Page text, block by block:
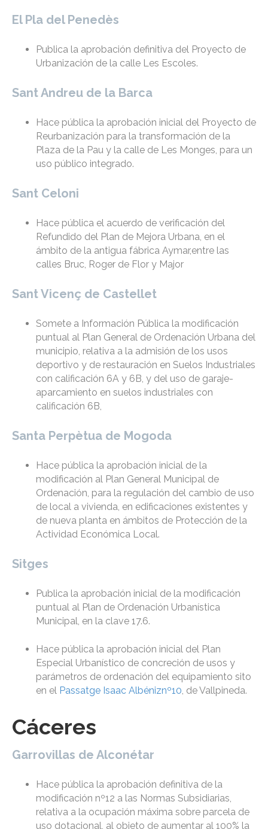
El Pla del Penedès
Publica la aprobación definitiva del Proyecto de
Urbanización de la calle Les Escoles.
Sant Andreu de la Barca
Hace pública la aprobación inicial del Proyecto de
Reurbanización para la transformación de la
Plaza de la Pau y la calle de Les Monges, para un
uso público integrado.
Sant Celoni
Hace pública el acuerdo de verificación del
Refundido del Plan de Mejora Urbana, en el
ámbito de la antigua fábrica Aymar,entre las
calles Bruc, Roger de Flor y Major
Sant Vicenç de Castellet
Somete a Información Pública la modificación
puntual al Plan General de Ordenación Urbana del
municipio, relativa a la admisión de los usos
deportivo y de restauración en Suelos Industriales
con calificación 6A y 6B, y del uso de garaje-
aparcamiento en suelos industriales con
calificación 6B,
Santa Perpètua de Mogoda
Hace pública la aprobación inicial de la
modificación al Plan General Municipal de
Ordenación, para la regulación del cambio de uso
de local a vivienda, en edificaciones existentes y
de nueva planta en ámbitos de Protección de la
Actividad Económica Local.
Sitges
Publica la aprobación inicial de la modificación
puntual al Plan de Ordenación Urbanística
Municipal, en la clave 17.6.
Hace pública la aprobación inicial del Plan
Especial Urbanístico de concreción de usos y
parámetros de ordenación del equipamiento sito
en el Passatge Isaac Albéniznº10, de Vallpineda.
Cáceres
Garrovillas de Alconétar
Hace pública la aprobación definitiva de la
modificación nº12 a las Normas Subsidiarias,
relativa a la ocupación máxima sobre parcela de
uso dotacional, al objeto de aumentar al 100% la